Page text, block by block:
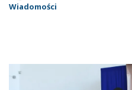
Wiadomości